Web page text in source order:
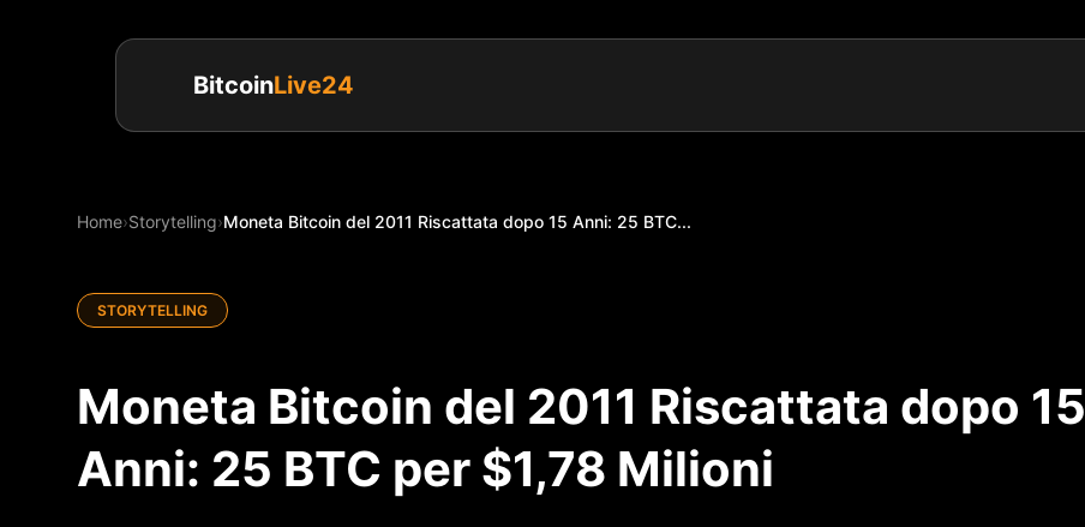
BitcoinLive24
Home›Storytelling›Moneta Bitcoin del 2011 Riscattata dopo 15 Anni: 25 BTC...
STORYTELLING
Moneta Bitcoin del 2011 Riscattata dopo 15
Anni: 25 BTC per $1,78 Milioni